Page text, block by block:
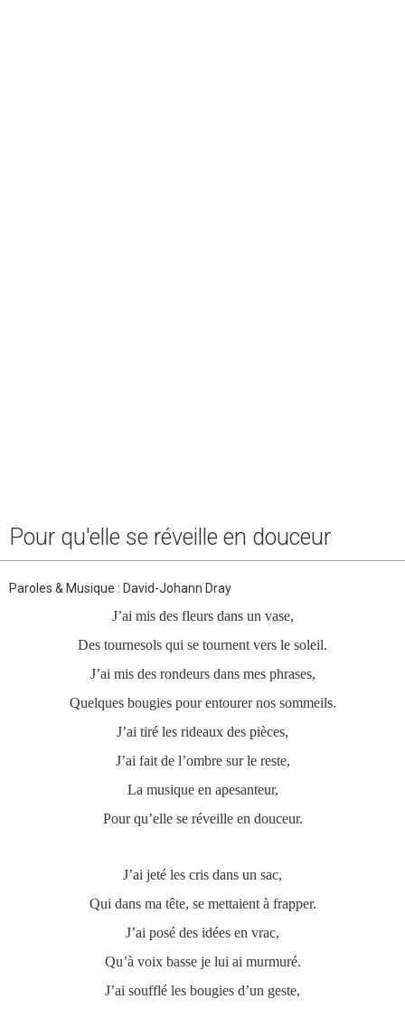
Pour qu'elle se réveille en douceur
Paroles & Musique : David-Johann Dray
J’ai mis des fleurs dans un vase,
Des tournesols qui se tournent vers le soleil.
J’ai mis des rondeurs dans mes phrases,
Quelques bougies pour entourer nos sommeils.
J’ai tiré les rideaux des pièces,
J’ai fait de l’ombre sur le reste,
La musique en apesanteur,
Pour qu’elle se réveille en douceur.
J’ai jeté les cris dans un sac,
Qui dans ma tête, se mettaient à frapper.
J’ai posé des idées en vrac,
Qu’à voix basse je lui ai murmuré.
J’ai soufflé les bougies d’un geste,